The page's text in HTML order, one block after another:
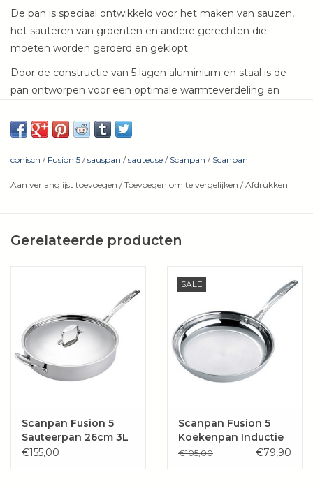
De pan is speciaal ontwikkeld voor het maken van sauzen,
het sauteren van groenten en andere gerechten die
moeten worden geroerd en geklopt.
Door de constructie van 5 lagen aluminium en staal is de
pan ontworpen voor een optimale warmteverdeling en
Sauspan 18 cm 1.3 liter
Sauspan 20 cm 1.8 liter
Bestand tegen hitte 260 ° C
conisch / Fusion 5 /sauspan /sauteuse / Scanpan / Scanpan
Aan verlanglijst toevoegen /Toevoegen om te vergelijken /Afdrukken
Gerelateerde producten
Scanpan Fusion 5
Sauteerpan 26cm 3L
met deksel
€155,00
SALE
Scanpan Fusion 5
Koekenpan Inductie
€105,00 €79,90